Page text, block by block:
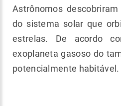
Astrônomos
do sistema solar que
estrelas. De acordo
exoplaneta gasoso do
potencialmente habitável.